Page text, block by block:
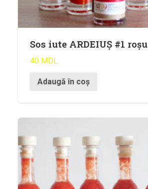
Revistă
Gastronomie
Știri culinare
Evenimente
Digest
Nutriție
Sos iute ARDEIUȘ #1 roșu
40 MDL
Adaugă în coș